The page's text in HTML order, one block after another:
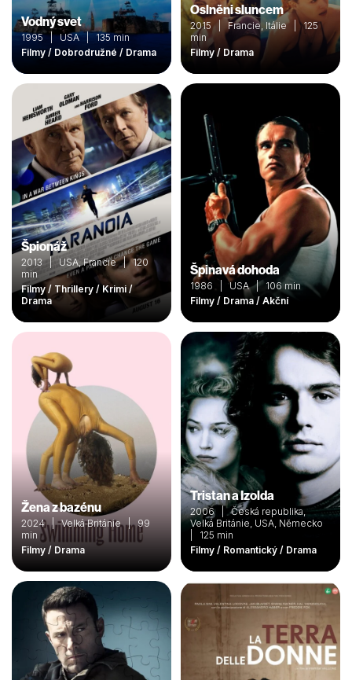
Vodný svet
1995 | USA | 135 min
Filmy / Dobrodružné / Drama
Oslněni sluncem
2015 | Francie, Itálie | 125
min
Filmy / Drama
Špionáž
2013 | USA, Francie | 120
min
Filmy / Thrillery / Krimi /
Drama
Špinavá dohoda
1986 | USA | 106 min
Filmy / Drama / Akční
Žena z bazénu
2024 | Velká Británie | 99
min
Filmy / Drama
Tristan a Izolda
2006 | Česká republika,
Velká Británie, USA, Německo
| 125 min
Filmy / Romantický / Drama